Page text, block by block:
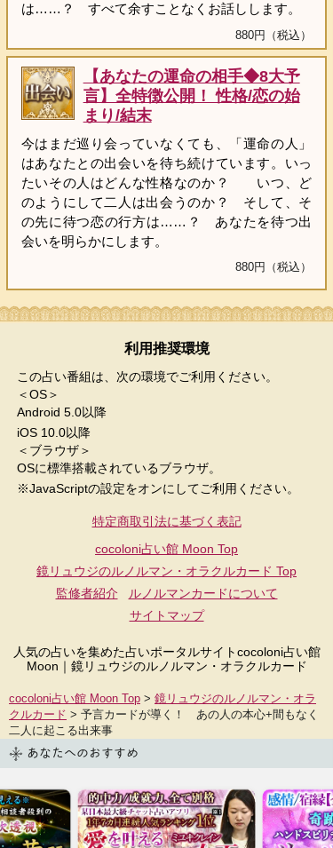
は……？ すべて余すことなくお話しします。
880円（税込）
【あなたの運命の相手◆8大予
言】全特徴公開！ 性格/恋の始
まり/結末
今はまだ巡り会っていなくても、「運命の人」
はあなたとの出会いを待ち続けています。いっ
たいその人はどんな性格なのか？ いつ、ど
のようにして二人は出会うのか？ そして、そ
の先に待つ恋の行方は……？ あなたを待つ出
会いを明らかにします。
880円（税込）
利用推奨環境
この占い番組は、次の環境でご利用ください。
＜OS＞
Android 5.0以降
iOS 10.0以降
＜ブラウザ＞
OSに標準搭載されているブラウザ。
※JavaScriptの設定をオンにしてご利用ください。
特定商取引法に基づく表記
cocoloni占い館 Moon Top
鏡リュウジのルノルマン・オラクルカード Top
監修者紹介
ルノルマンカードについて
サイトマップ
人気の占いを集めた占いポータルサイトcocoloni占い館
Moon｜ 鏡リュウジのルノルマン・オラクルカード
cocoloni占い館 Moon Top > 鏡リュウジのルノルマン・オラ
クルカード > 予言カードが導く！ あの人の本心+間もなく
二人に起こる出来事
あなたへのおすすめ